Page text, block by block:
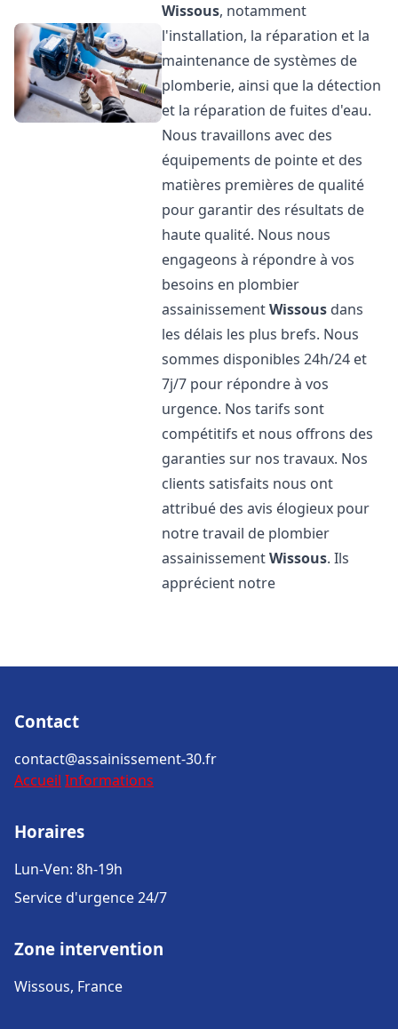
Wissous, notamment
l'installation, la réparation et la
maintenance de systèmes de
plomberie, ainsi que la détection
et la réparation de fuites d'eau.
Nous travaillons avec des
équipements de pointe et des
matières premières de qualité
pour garantir des résultats de
haute qualité. Nous nous
engageons à répondre à vos
besoins en plombier
assainissementWissous dans
les délais les plus brefs. Nous
sommes disponibles 24h/24 et
7j/7 pour répondre à vos
urgence. Nos tarifs sont
compétitifs et nous offrons des
garanties sur nos travaux. Nos
clients satisfaits nous ont
attribué des avis élogieux pour
notre travail de plombier
assainissementWissous. Ils
apprécient notre
Contact
contact@assainissement-30.fr
Accueil Informations
Horaires
Lun-Ven: 8h-19h
Service d'urgence 24/7
Zone intervention
Wissous, France